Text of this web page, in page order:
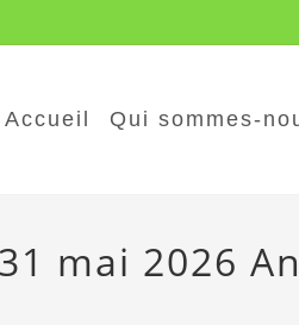
Accueil Qui sommes-
mai 2026